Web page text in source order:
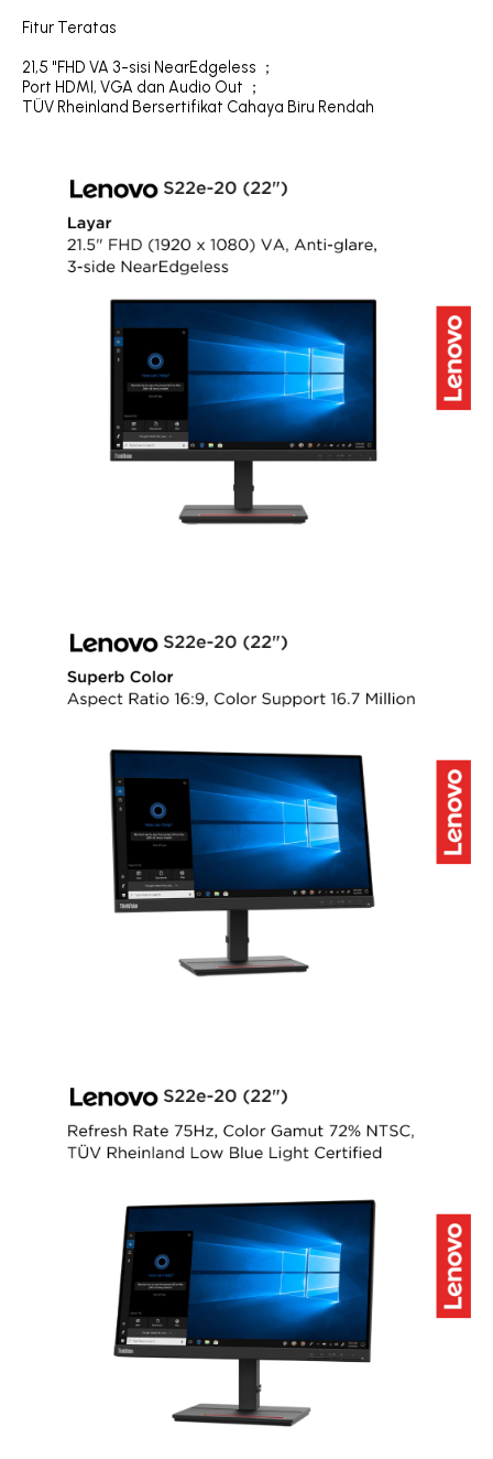
Fitur Teratas
21,5 "FHD VA 3-sisi NearEdgeless ；
Port HDMI, VGA dan Audio Out ；
TÜV Rheinland Bersertifikat Cahaya Biru Rendah